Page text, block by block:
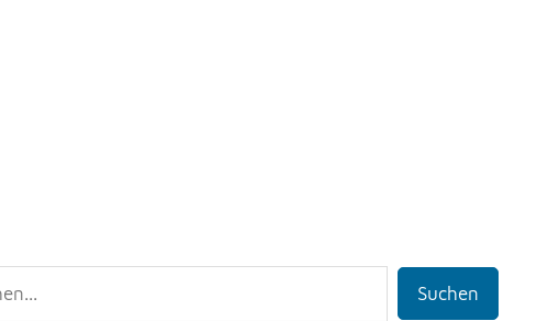
Suchen